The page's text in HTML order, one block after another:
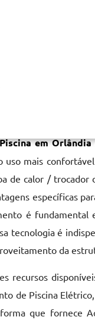
de
em Orlândia
uso mais
de calor / trocador
específicas
é
tecnologia é
da
recursos
de Piscina
que fornece